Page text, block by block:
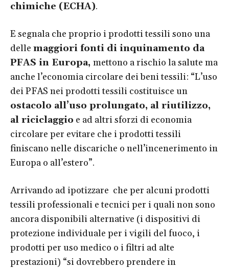
chimiche (ECHA).
E segnala che proprio i prodotti tessili sono una
delle maggiori fonti di inquinamento da
PFAS in Europa, mettono a rischio la salute ma
anche l’economia circolare dei beni tessili: “L’uso
dei PFAS nei prodotti tessili costituisce un
ostacolo all’uso prolungato, al riutilizzo,
al riciclaggio e ad altri sforzi di economia
circolare per evitare che i prodotti tessili
finiscano nelle discariche o nell’incenerimento in
Europa o all’estero”.
Arrivando ad ipotizzare che per alcuni prodotti
tessili professionali e tecnici per i quali non sono
ancora disponibili alternative (i dispositivi di
protezione individuale per i vigili del fuoco, i
prodotti per uso medico o i filtri ad alte
prestazioni) “si dovrebbero prendere in